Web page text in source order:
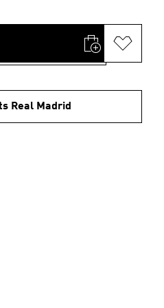
Real Madrid